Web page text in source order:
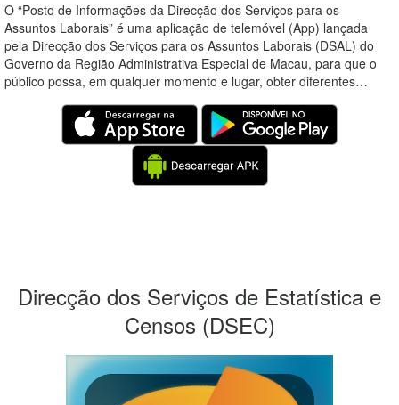
O “Posto de Informações da Direcção dos Serviços para os
Assuntos Laborais” é uma aplicação de telemóvel (App) lançada
pela Direcção dos Serviços para os Assuntos Laborais (DSAL) do
Governo da Região Administrativa Especial de Macau, para que o
público possa, em qualquer momento e lugar, obter diferentes…
Direcção dos Serviços de Estatística e
Censos (DSEC)